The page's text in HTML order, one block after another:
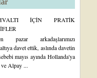
İÇİN PRATİK
pazar arkadaşlarımızı
davet ettik, aslında davetin
mayıs ayında Hollanda'ya
Alpay ...